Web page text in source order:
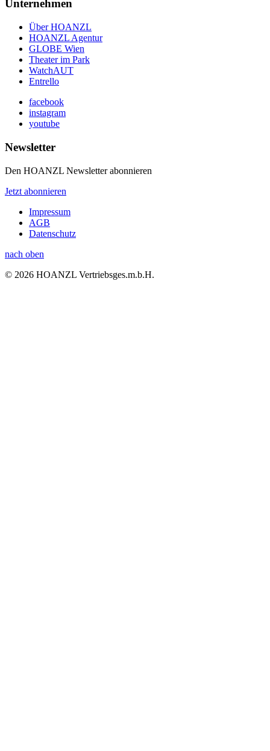
Unternehmen
Über HOANZL
HOANZL Agentur
GLOBE Wien
Theater im Park
WatchAUT
Entrello
facebook
instagram
youtube
Newsletter
Den HOANZL Newsletter abonnieren
Jetzt abonnieren
Impressum
AGB
Datenschutz
nach oben
© 2026 HOANZL Vertriebsges.m.b.H.